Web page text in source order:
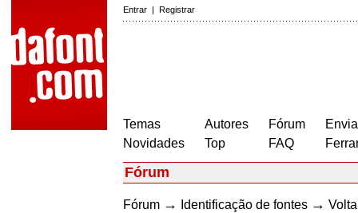
Entrar | Registrar
Temas
Novidades
Autores
Top
Fórum
FAQ
Fórum
Fórum → Identificação de fontes →